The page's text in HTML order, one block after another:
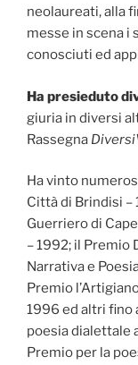
neolaureati, alla
messe in scena
conosciuti ed
Ha presieduto
giuria in diversi
Rassegna
Ha vinto
Città di Brindisi –
Guerriero di
– 1992; il Premio
Narrativa e
Premio
1996 ed altri fino
poesia dialettale
Premio per la